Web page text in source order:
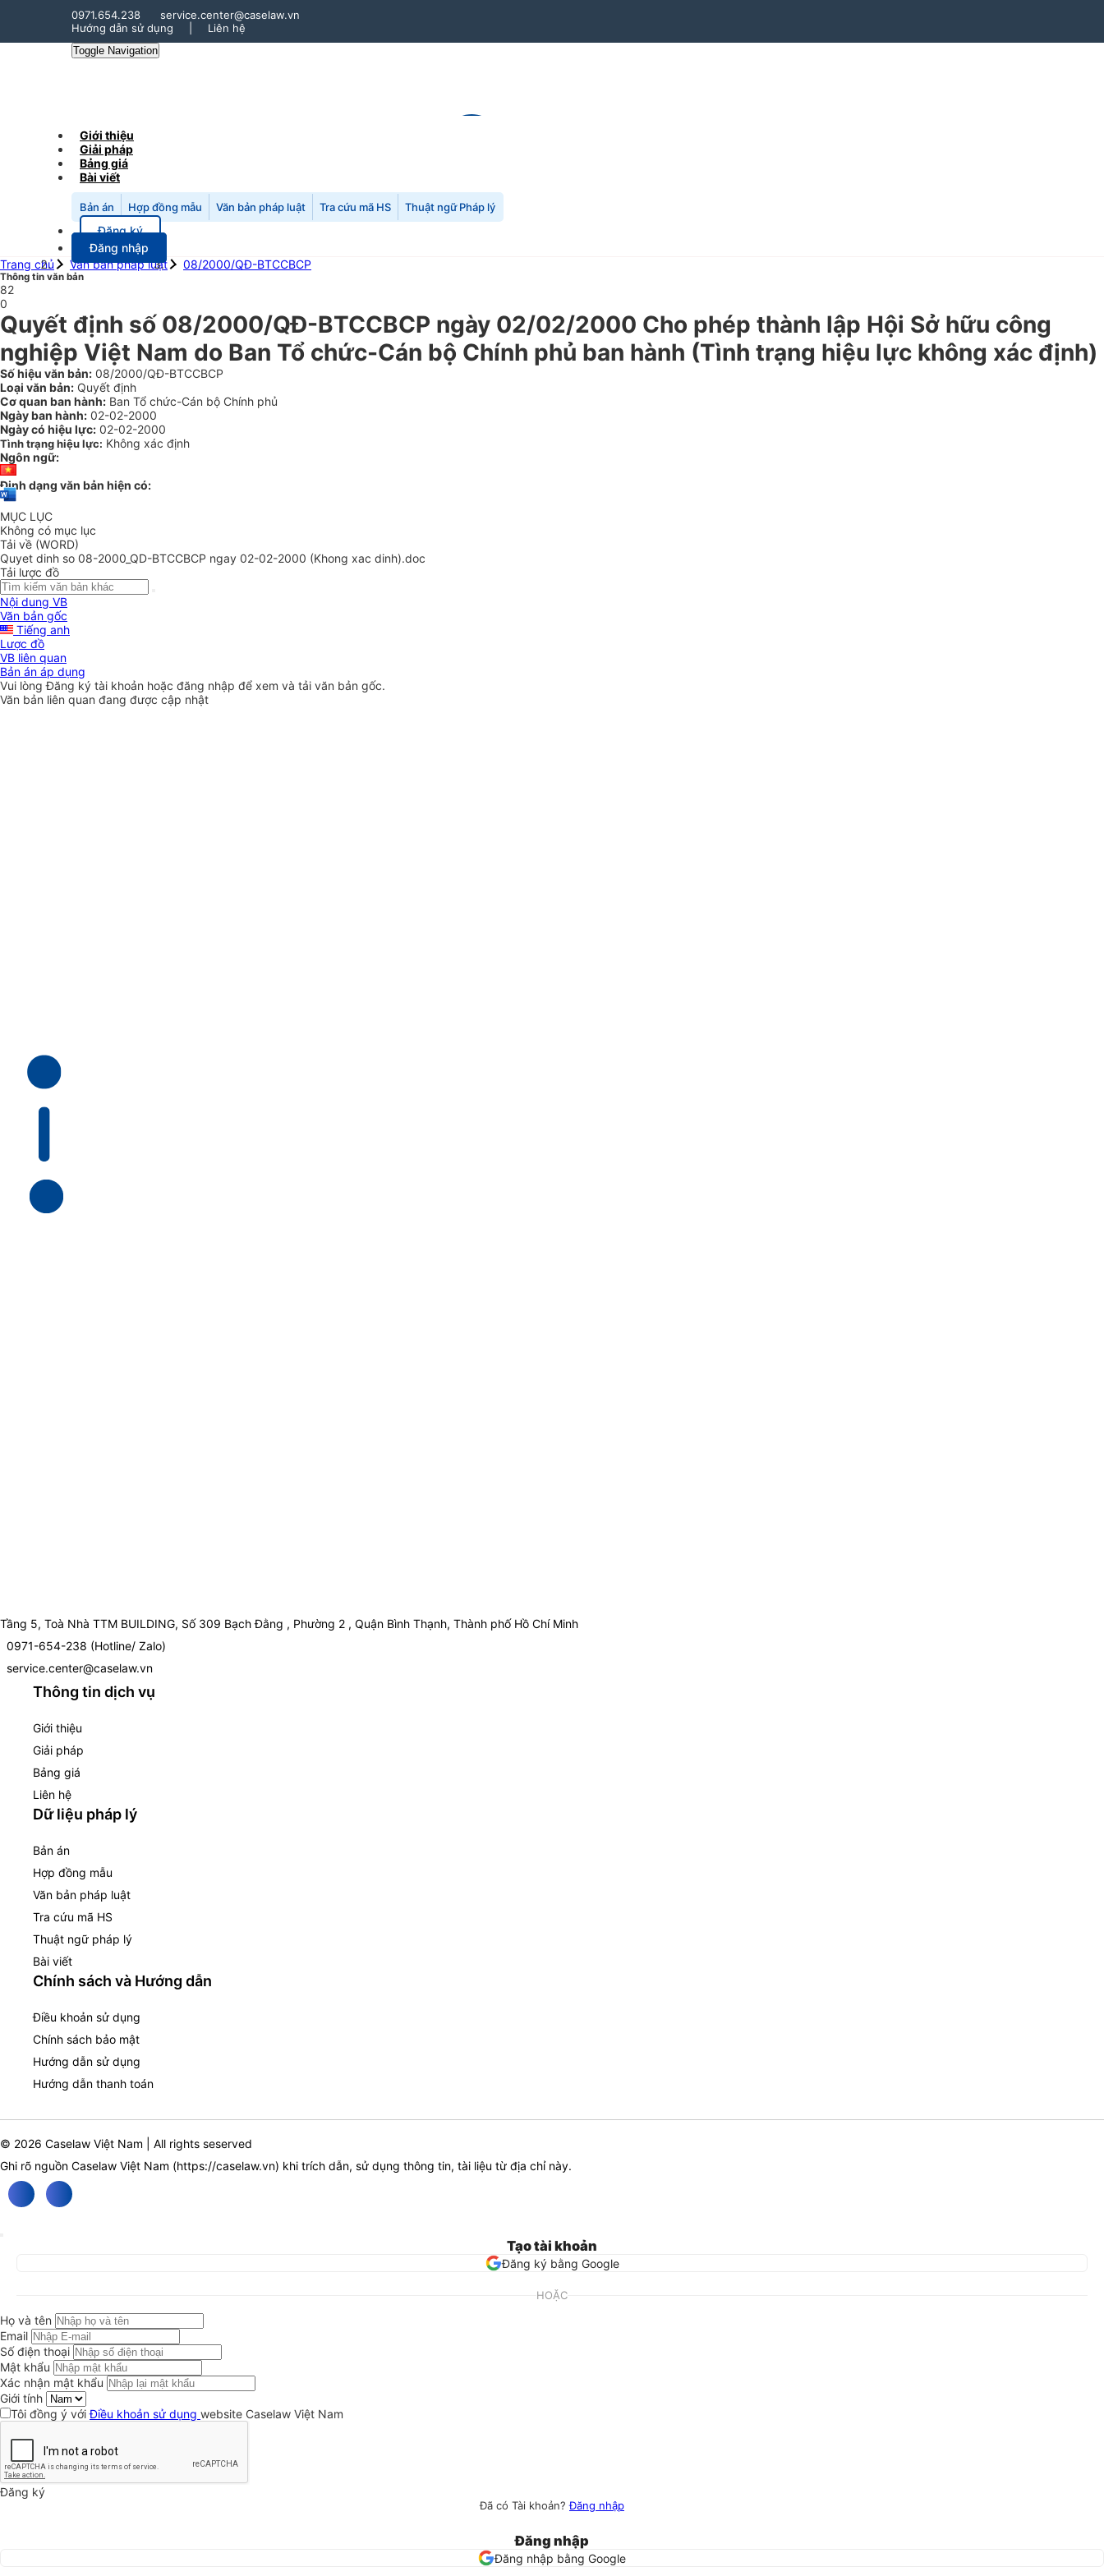
0971.654.238
service.center@caselaw.vn
Hướng dẫn sử dụng
Liên hệ
Toggle Navigation
Giới thiệu
Giải pháp
Bảng giá
Bài viết
Bản án Hợp đồng mẫu Văn bản pháp luật Tra cứu mã HS Thuật ngữ Pháp lý
Đăng ký
Đăng nhập
Trang chủ
Văn bản pháp luật 08/2000/QĐ-BTCCBCP
Thông tin văn bản
82
0
Quyết định số 08/2000/QĐ-BTCCBCP ngày 02/02/2000 Cho phép thành lập Hội Sở hữu công
nghiệp Việt Nam do Ban Tổ chức-Cán bộ Chính phủ ban hành (Tình trạng hiệu lực không xác định)
Số hiệu văn bản: 08/2000/QĐ-BTCCBCP
Loại văn bản: Quyết định
Cơ quan ban hành: Ban Tổ chức-Cán bộ Chính phủ
Ngày ban hành: 02-02-2000
Ngày có hiệu lực: 02-02-2000
Tình trạng hiệu lực: Không xác định
Ngôn ngữ:
Định dạng văn bản hiện có:
MỤC LỤC
Không có mục lục
Tải về (WORD)
Quyet dinh so 08-2000_QD-BTCCBCP ngay 02-02-2000 (Khong xac dinh).doc
Tải lược đồ
Nội dung VB
Văn bản gốc
Tiếng anh
Lược đồ
VB liên quan
Bản án áp dụng
Vui lòngĐăng ký tài khoản hoặc đăng nhập để xem và tải văn bản gốc.
Văn bản liên quan đang được cập nhật
Tầng 5, Toà Nhà TTM BUILDING, Số 309 Bạch Đằng , Phường 2 , Quận Bình Thạnh, Thành phố Hồ Chí Minh
0971-654-238 (Hotline/ Zalo)
service.center@caselaw.vn
Thông tin dịch vụ
Giới thiệu
Giải pháp
Bảng giá
Liên hệ
Dữ liệu pháp lý
Bản án
Hợp đồng mẫu
Văn bản pháp luật
Tra cứu mã HS
Thuật ngữ pháp lý
Bài viết
Chính sách và Hướng dẫn
Điều khoản sử dụng
Chính sách bảo mật
Hướng dẫn sử dụng
Hướng dẫn thanh toán
© 2026 Caselaw Việt Nam | All rights seserved
Ghi rõ nguồn Caselaw Việt Nam (https://caselaw.vn) khi trích dẫn, sử dụng thông tin, tài liệu từ địa chỉ này.
Tạo tài khoản
Đăng ký bằng Google
HOẶC
Họ và tên
Email
Số điện thoại
Mật khẩu
Xác nhận mật khẩu
Giới tính
Tôi đồng ý vớiĐiều khoản sử dụng website Caselaw Việt Nam
Đăng ký
Đã có Tài khoản?Đăng nhập
Đăng nhập
Đăng nhập bằng Google